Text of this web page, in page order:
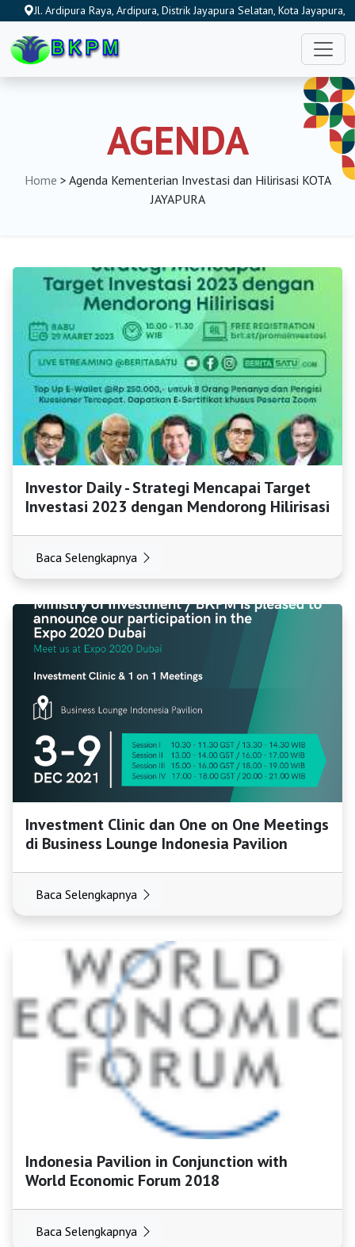
Jl. Ardipura Raya, Ardipura, Distrik Jayapura Selatan, Kota Jayapura,
HOME
OSS
Agenda
Investasi
AGENDA
Home > Agenda Kementerian Investasi dan Hilirisasi KOTA
JAYAPURA
Investor Daily - Strategi Mencapai Target
Investasi 2023 dengan Mendorong Hilirisasi
Baca Selengkapnya
Investment Clinic dan One on One Meetings
di Business Lounge Indonesia Pavilion
Baca Selengkapnya
Indonesia Pavilion in Conjunction with
World Economic Forum 2018
Baca Selengkapnya